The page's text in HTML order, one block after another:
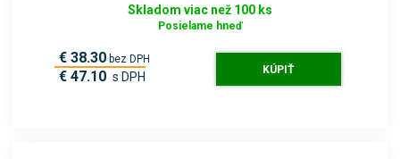
Skladom viac než 100 ks
Posielame hneď
€ 38.30 bez DPH
€ 47.10 s DPH KÚPIŤ